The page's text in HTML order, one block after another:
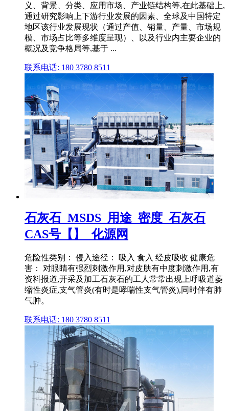
义、背景、分类、应用市场、产业链结构等,在此基础上,
通过研究影响上下游行业发展的因素、全球及中国特定
地区该行业发展现状（通过产值、销量、产量、市场规
模、市场占比等多维度呈现）、以及行业内主要企业的
概况及竞争格局等,基于 ...
联系电话: 180 3780 8511
石灰石_MSDS_用途_密度_石灰石
CAS号【】_化源网
危险性类别： 侵入途径： 吸入 食入 经皮吸收 健康危
害： 对眼睛有强烈刺激作用,对皮肤有中度刺激作用,有
资料报道,开采及加工石灰石的工人常常出现上呼吸道萎
缩性炎症,支气管炎(有时是哮喘性支气管炎),同时伴有肺
气肿。
联系电话: 180 3780 8511